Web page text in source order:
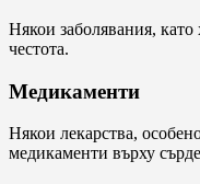
Някои заболявания,
честота.
Медикаменти
Някои лекарства,
медикаменти върху